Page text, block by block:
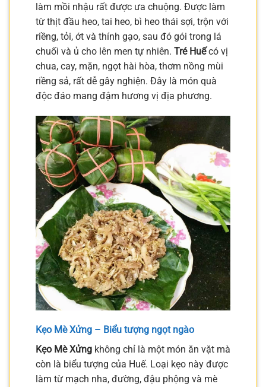
làm mồi nhậu rất được ưa chuộng. Được làm
từ thịt đầu heo, tai heo, bì heo thái sợi, trộn với
riềng, tỏi, ớt và thính gạo, sau đó gói trong lá
chuối và ủ cho lên men tự nhiên. Tré Huếcó vị
chua, cay, mặn, ngọt hài hòa, thơm nồng mùi
riềng sả, rất dễ gây nghiện. Đây là món quà
độc đáo mang đậm hương vị địa phương.
Kẹo Mè Xửng – Biểu tượng ngọt ngào
Kẹo Mè Xửng không chỉ là một món ăn vặt mà
còn là biểu tượng của Huế. Loại kẹo này được
làm từ mạch nha, đường, đậu phộng và mè